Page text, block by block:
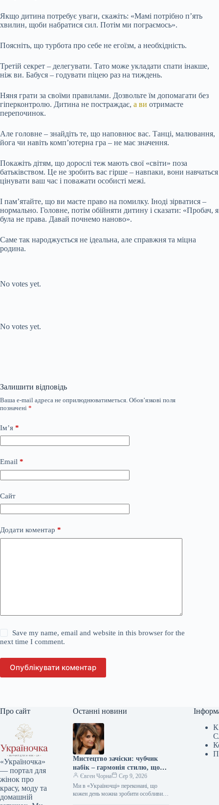
Якщо дитина потребує уваги, скажіть: «Мамі потрібно п’ять
хвилин, щоби набратися сил. Потім ми пограємось».
Поясніть, що турбота про себе не егоїзм, а необхідність.
Третій секрет – делегувати. Тато може укладати спати інакше,
ніж ви. Бабуся – годувати піцею раз на тиждень.
Няня грати за своїми правилами. Дозвольте їм допомагати без
гіперконтролю. Дитина не постраждає, а ви отримаєте
перепочинок.
Але головне – знайдіть те, що наповнює вас. Танці, малювання,
йога чи навіть комп’ютерна гра – не має значення.
Покажіть дітям, що дорослі теж мають свої «світи» поза
батьківством. Це не зробить вас гірше – навпаки, вони навчаться
цінувати ваш час і поважати особисті межі.
І пам’ятайте, що ви маєте право на помилку. Іноді зірватися –
нормально. Головне, потім обійняти дитину і сказати: «Пробач, я
була не права. Давай почнемо наново».
Саме так народжується не ідеальна, але справжня та міцна
родина.
No votes yet.
No votes yet.
Залишити відповідь
Ваша e-mail адреса не оприлюднюватиметься. Обов’язкові поля
позначені *
Ім’я *
Email *
Сайт
Додати коментар *
Save my name, email and website in this browser for the
next time I comment.
Опублікувати коментар
Про сайт
«Україночка»
— портал для
жінок про
красу, моду та
домашній
Останні новини
Мистецтво зачіски: чубчик
набік – гармонія стилю, що
надихає міленіалів та дивує
зумерів
Євген Чорна
Сер 9, 2026
Ми в «Україночці» переконані, що
кожен день можна зробити особливим,